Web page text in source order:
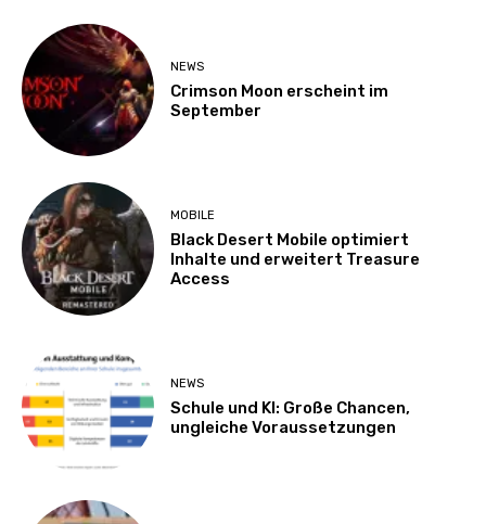
NEWS
Crimson Moon erscheint im
September
MOBILE
Black Desert Mobile optimiert
Inhalte und erweitert Treasure
Access
NEWS
Schule und KI: Große Chancen,
ungleiche Voraussetzungen